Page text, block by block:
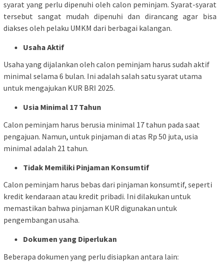
syarat yang perlu dipenuhi oleh calon peminjam. Syarat-syarat
tersebut sangat mudah dipenuhi dan dirancang agar bisa
diakses oleh pelaku UMKM dari berbagai kalangan.
Usaha Aktif
Usaha yang dijalankan oleh calon peminjam harus sudah aktif
minimal selama 6 bulan. Ini adalah salah satu syarat utama
untuk mengajukan KUR BRI 2025.
Usia Minimal 17 Tahun
Calon peminjam harus berusia minimal 17 tahun pada saat
pengajuan. Namun, untuk pinjaman di atas Rp 50 juta, usia
minimal adalah 21 tahun.
Tidak Memiliki Pinjaman Konsumtif
Calon peminjam harus bebas dari pinjaman konsumtif, seperti
kredit kendaraan atau kredit pribadi. Ini dilakukan untuk
memastikan bahwa pinjaman KUR digunakan untuk
pengembangan usaha.
Dokumen yang Diperlukan
Beberapa dokumen yang perlu disiapkan antara lain: